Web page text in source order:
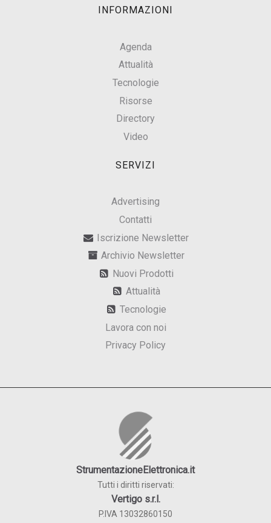
INFORMAZIONI
Agenda
Attualità
Tecnologie
Risorse
Directory
Video
SERVIZI
Advertising
Contatti
Iscrizione Newsletter
Archivio Newsletter
Nuovi Prodotti
Attualità
Tecnologie
Lavora con noi
Privacy Policy
StrumentazioneElettronica.it
Tutti i diritti riservati:
Vertigo s.r.l.
P.IVA 13032860150